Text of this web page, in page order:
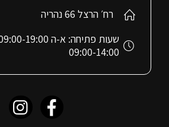
רח׳ הרצל 66 נהריה
09:00-14:00